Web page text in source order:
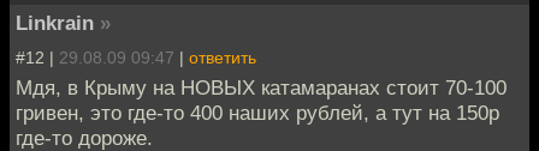
Linkrain »
#12 | 29.08.09 09:47 | ответить
Мдя, в Крыму на НОВЫХ катамаранах стоит 70-100
гривен, это где-то 400 наших рублей, а тут на 150р
где-то дороже.